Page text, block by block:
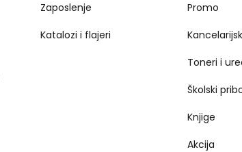
Zaposlenje
Katalozi i flajeri
Promo
Toneri i
Školski
Knjige
Akcija